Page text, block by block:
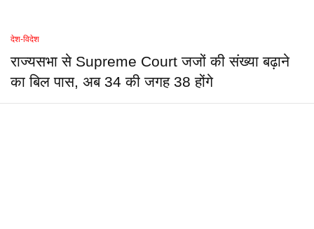
देश-विदेश
राज्यसभा से Supreme Court जजों की संख्या बढ़ाने
का बिल पास, अब 34 की जगह 38 होंगे